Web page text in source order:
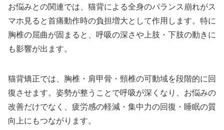
お悩みとの関連では、猫背による全身のバランス崩れがス
マホ見ると首痛動作時の負担増大として作用します。特に
胸椎の屈曲が固まると、呼吸の深さや上肢・下肢の動きに
も影響が出ます。
猫背矯正では、胸椎・肩甲骨・頸椎の可動域を段階的に回
復させます。姿勢が整うことで呼吸が深くなり、お悩みの
改善だけでなく、疲労感の軽減・集中力の回復・睡眠の質
向上にもつながります。